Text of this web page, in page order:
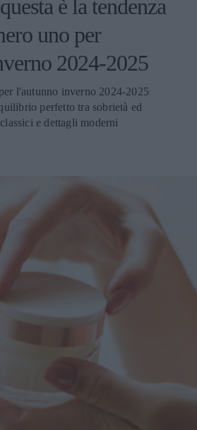
è la tendenza
uno per
2024-2025
l'autunno inverno 2024-2025
perfetto tra sobrietà ed
e dettagli moderni